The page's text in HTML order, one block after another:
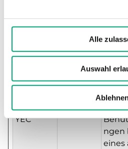
Alle
Auswahl
ROLLOUT
_TOKEN
und
__Secure-
YEC
YouTube
ngen
eines